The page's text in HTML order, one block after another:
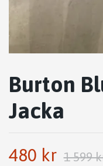
Burton
Jacka
480 kr 1 599